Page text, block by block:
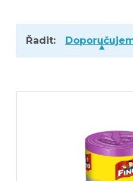
Řadit: